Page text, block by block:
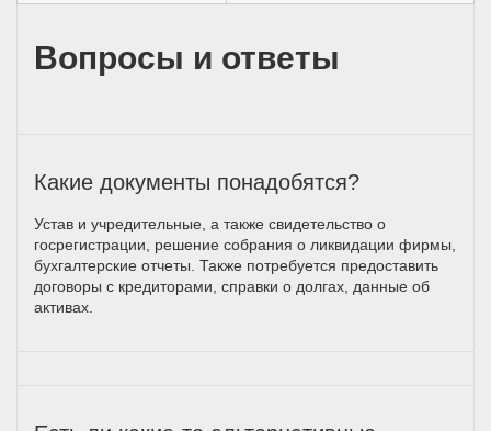
Вопросы и ответы
Какие документы понадобятся?
Устав и учредительные, а также свидетельство о
госрегистрации, решение собрания о ликвидации фирмы,
бухгалтерские отчеты. Также потребуется предоставить
договоры с кредиторами, справки о долгах, данные об
активах.